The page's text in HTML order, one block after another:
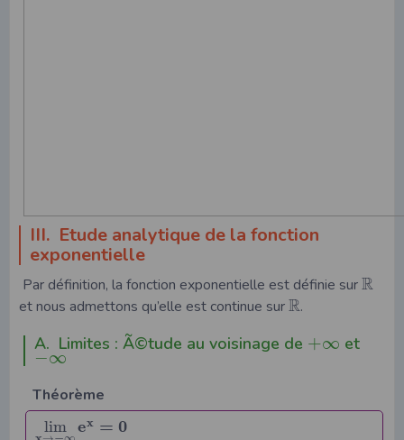
III. Etude analytique de la fonction
exponentielle
Par définition, la fonction exponentielle est définie surR
et nous admettons qu’elle est continue surR.
A. Limites : Ã©tude au voisinage de +∞ et
−∞
Théorème
lim ex = 0